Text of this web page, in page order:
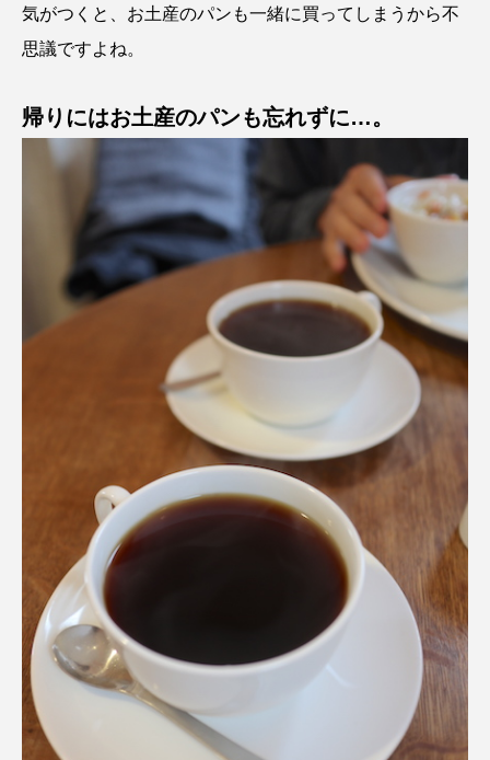
気がつくと、お土産のパンも一緒に買ってしまうから不
思議ですよね。
帰りにはお土産のパンも忘れずに…。